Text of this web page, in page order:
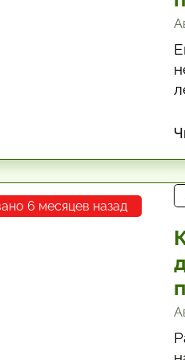
6 месяцев назад